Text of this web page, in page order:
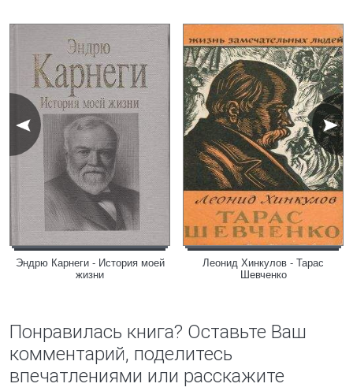
Эндрю Карнеги - История моей
жизни
Леонид Хинкулов - Тарас
Шевченко
Понравилась книга? Оставьте Ваш
комментарий, поделитесь
впечатлениями или расскажите